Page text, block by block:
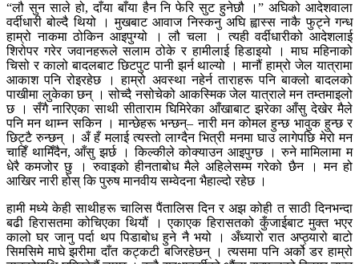
“लौ सुन साले हो, दाँया बाँया हैन नि फेरि सुट हुनेछौ ।” अघिको आदेशवाला
वर्दीधारी बोल्दै थियो । मुखबाट आवाज निस्कनु अघि ह्वास्स नाकै फुट्ने गन्ध
हाम्रो नाकमा ठोकिन आइपुग्यो । लौ चला । त्यही वर्दीधारीको आदेशलाई
शिरोपर गरेर जवानहरूले सलाम ठोके र हामीलाई हिडाइयो । माघ महिनाको
चिसो र कालो बादलबाट छिटपुट पानी झर्न थाल्यो । मानौं हाम्रो जेल यात्रामा
आकाश पनि रोइरहेछ । हाम्रो अवस्था नहेर्न ताराहरू पनि बाक्लो बादलको
पाखीमा लुकेका छन् । सोच्दै नसोचेको आकस्मिक जेल यात्राले मन तम्तमाइलो
छ । सँगै नारिएका साथी सीताराम घिमिरेका आँखाबाट झरेका आँसु देखेर मैले
पनि मन थाम्न सकिन । मान्छेहरू भन्छन्– नारी मन कोमल हुन्छ भावुक हुन्छ र
छिट्टै रुन्छन् । अँ हँ मलाई त्यस्तो लाग्दैन भित्री मनमा घाउ लागेपछि मेरो मन
चाहिँ थामिँदैन, आँसु झर्छ । किल्कीले कोक्याउन आइपुग्छ । रुने मामिलामा म
धेरै कमजोर छु । रुवाइको हीनताबोध मैले अहिलेसम्म गरेको छैन । मन हो
आखिर नारी होस् कि पुरुष मानवीय सम्वेदना भैहाल्दो रहेछ ।
हामी मध्ये केही साथीहरू चालिस पैंतालिस दिन र अझ कोही त साठी दिनभन्दा
बढी हिरासतमा कोचिएका थियौं । एकाएक हिरासतको कुँजाईबाट मुक्त भएर
कालो घर जानु पर्दा थप पिडाबोध हुने नै भयो । अँध्यारो रात अप्ठ्यारो बाटो
सिमसिमे माघे झरीमा दाँत कट्कटी बजिरहेछन् । त्यसमा पनि अर्को डर हाम्रो